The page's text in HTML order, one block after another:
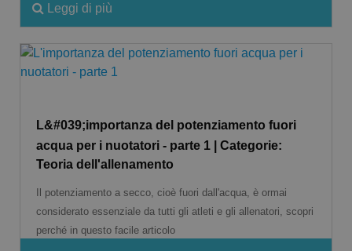
Leggi di più
L&#039;importanza del potenziamento fuori
acqua per i nuotatori - parte 1 | Categorie:
Teoria dell'allenamento
Il potenziamento a secco, cioè fuori dall'acqua, è ormai
considerato essenziale da tutti gli atleti e gli allenatori, scopri
perché in questo facile articolo